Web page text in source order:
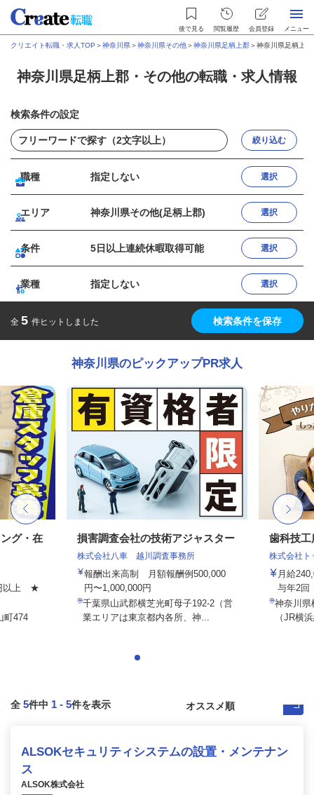
後で見る 閲覧履歴 会員登録 メニュー
クリエイト転職・求人TOP ＞神奈川県＞神奈川県その他＞神奈川県足柄上郡＞神奈川県足柄上
神奈川県足柄上郡・その他の転職・求人情報
検索条件の設定
絞り込む
職種 指定しない 選択
エリア 神奈川県その他(足柄上郡) 選択
条件 5日以上連続休暇取得可能 選択
業種 指定しない 選択
全 5 件ヒットしました 検索条件を保存
神奈川県のピックアップPR求人
グ・在
以上 ★
町474
損害調査会社の技術アジャスター
株式会社八車 越川調査事務所
報酬出来高制 月額報酬例500,000
円〜1,000,000円
千葉県山武郡横芝光町母子192-2（営
業エリアは東京都内各所、神...
歯科技工
株式会社ト
月給
与年2回
神奈川県
（JR横
全 5件中 1 - 5件を表示
ALSOKセキュリティシステムの設置・メンテナン
ス
ALSOK株式会社